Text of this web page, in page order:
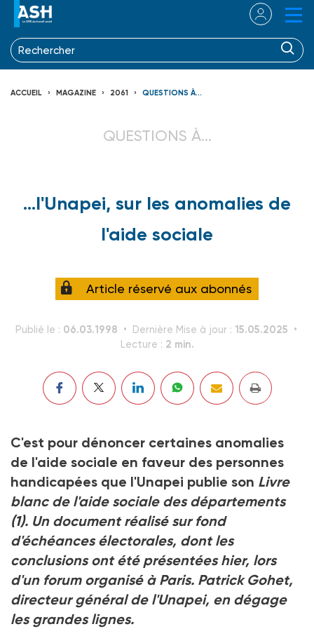
ACCUEIL MAGAZINE 2061 QUESTIONS À...
QUESTIONS À...
...l'Unapei, sur les anomalies de
l'aide sociale
Article réservé aux abonnés
Publié le : 06.03.1998 Dernière Mise à jour : 15.05.2025
Lecture : 2 min.
C'est pour dénoncer certaines anomalies
de l'aide sociale en faveur des personnes
handicapées que l'Unapei publie son Livre
blanc de l'aide sociale des départements
(1). Un document réalisé sur fond
d'échéances électorales, dont les
conclusions ont été présentées hier, lors
d'un forum organisé à Paris. Patrick Gohet,
directeur général de l'Unapei, en dégage
les grandes lignes.